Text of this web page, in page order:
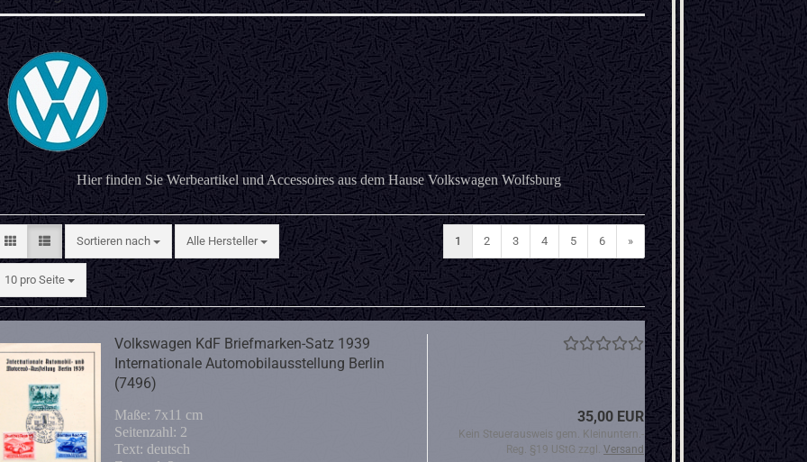
Hier finden Sie Werbeartikel und Accessoires aus dem Hause Volkswagen Wolfsburg
Sortieren nach
Sortieren nach Alle Hersteller
10 pro Seite
pro Seite
1 2 3 4 5 6 »
Volkswagen KdF Briefmarken-Satz 1939
Internationale Automobilausstellung Berlin
(7496)
Maße: 7x11 cm
Seitenzahl: 2
Text: deutsch
35,00 EUR
Kein Steuerausweis gem. Kleinuntern.-
Reg. §19 UStG zzgl. Versand